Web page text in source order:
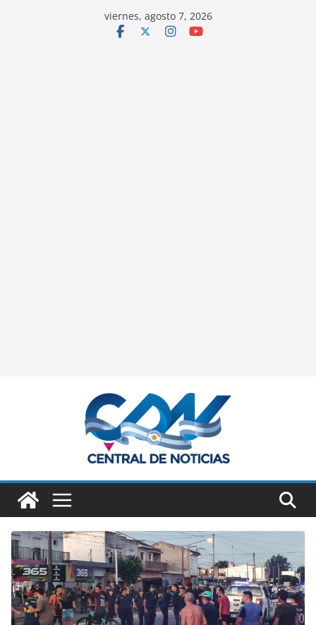
viernes, agosto 7, 2026